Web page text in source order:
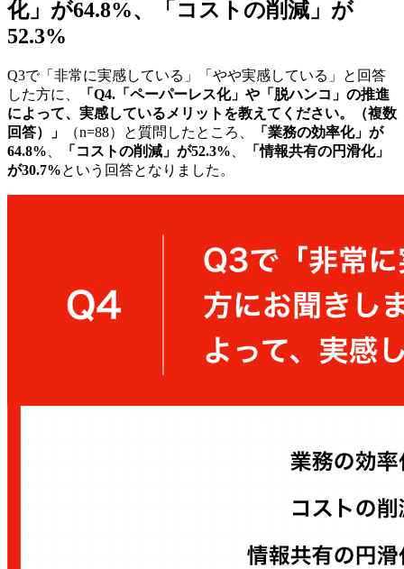
化」が64.8%、「コストの削減」が
52.3%
Q3で「非常に実感している」「やや実感している」と回答
した方に、
「Q4.「ペーパーレス化」や「脱ハンコ」の推進
によって、実感しているメリットを教えてください。（複数
回答）」
（n=88）と質問したところ、
「業務の効率化」が
64.8%
「コストの削減」が52.3%
「情報共有の円滑化」
が30.7%という回答となりました。